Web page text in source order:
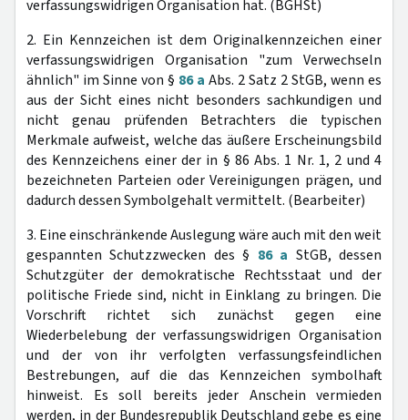
verfassungswidrigen Organisation hat. (BGHSt)
2. Ein Kennzeichen ist dem Originalkennzeichen einer
verfassungswidrigen Organisation "zum Verwechseln
ähnlich" im Sinne von § 86 a Abs. 2 Satz 2 StGB, wenn es
aus der Sicht eines nicht besonders sachkundigen und
nicht genau prüfenden Betrachters die typischen
Merkmale aufweist, welche das äußere Erscheinungsbild
des Kennzeichens einer der in § 86 Abs. 1 Nr. 1, 2 und 4
bezeichneten Parteien oder Vereinigungen prägen, und
dadurch dessen Symbolgehalt vermittelt. (Bearbeiter)
3. Eine einschränkende Auslegung wäre auch mit den weit
gespannten Schutzzwecken des § 86 a StGB, dessen
Schutzgüter der demokratische Rechtsstaat und der
politische Friede sind, nicht in Einklang zu bringen. Die
Vorschrift richtet sich zunächst gegen eine
Wiederbelebung der verfassungswidrigen Organisation
und der von ihr verfolgten verfassungsfeindlichen
Bestrebungen, auf die das Kennzeichen symbolhaft
hinweist. Es soll bereits jeder Anschein vermieden
werden, in der Bundesrepublik Deutschland gebe es eine